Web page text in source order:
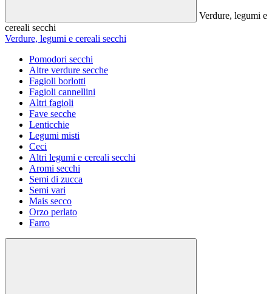
Verdure, legumi e
cereali secchi
Verdure, legumi e cereali secchi
Pomodori secchi
Altre verdure secche
Fagioli borlotti
Fagioli cannellini
Altri fagioli
Fave secche
Lenticchie
Legumi misti
Ceci
Altri legumi e cereali secchi
Aromi secchi
Semi di zucca
Semi vari
Mais secco
Orzo perlato
Farro